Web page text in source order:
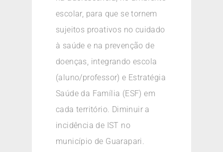
escolar, para que se tornem
sujeitos proativos no cuidado
à saúde e na prevenção de
doenças, integrando escola
(aluno/professor) e Estratégia
Saúde da Família (ESF) em
cada território. Diminuir a
incidência de IST no
município de Guarapari.